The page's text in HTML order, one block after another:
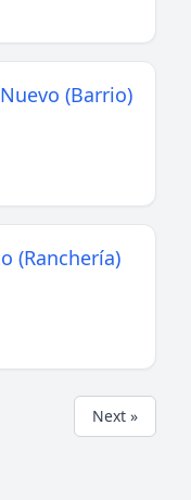
(Barrio)
(Ranchería)
Next »